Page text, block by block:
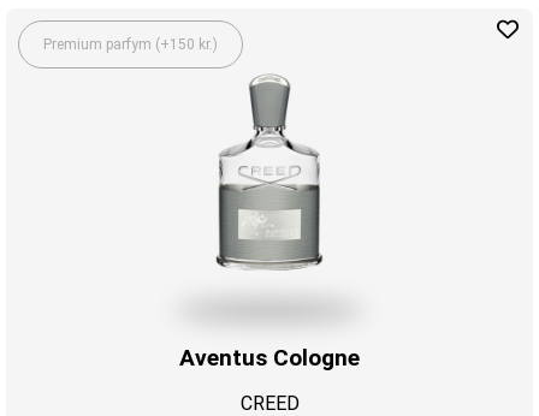
Premium parfym (+150 kr.)
Aventus Cologne
CREED